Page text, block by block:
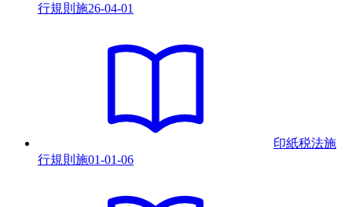
行規則 施26-04-01
印紙税法施
行規則 施01-01-06